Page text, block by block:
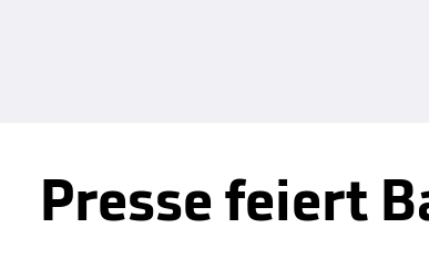
Presse feiert